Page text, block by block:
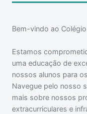
Bem-vindo ao
Estamos
uma educação de
nossos alunos para
Navegue pelo nosso
mais sobre nossos
extracurriculares e